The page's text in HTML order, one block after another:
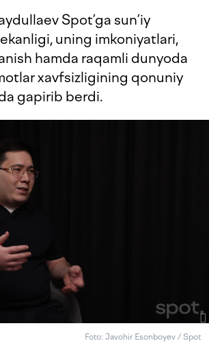
Spot’ga sun’iy
uning imkoniyatlari,
hamda raqamli dunyoda
xavfsizligining qonuniy
gapirib berdi.
Foto: Javohir Esonboyev / Spot